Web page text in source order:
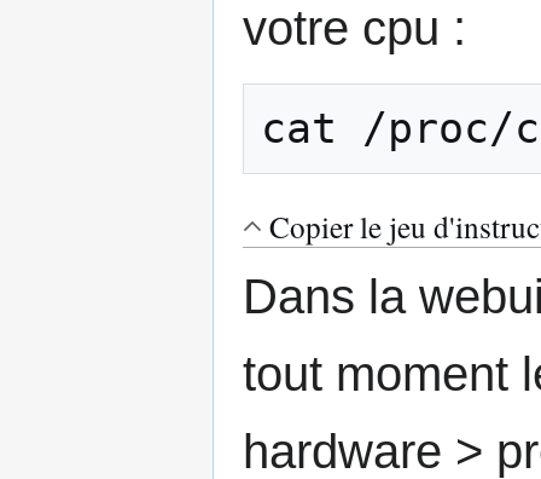
votre cpu :
cat /proc/
Copier le jeu
Dans la
tout moment
hardware >